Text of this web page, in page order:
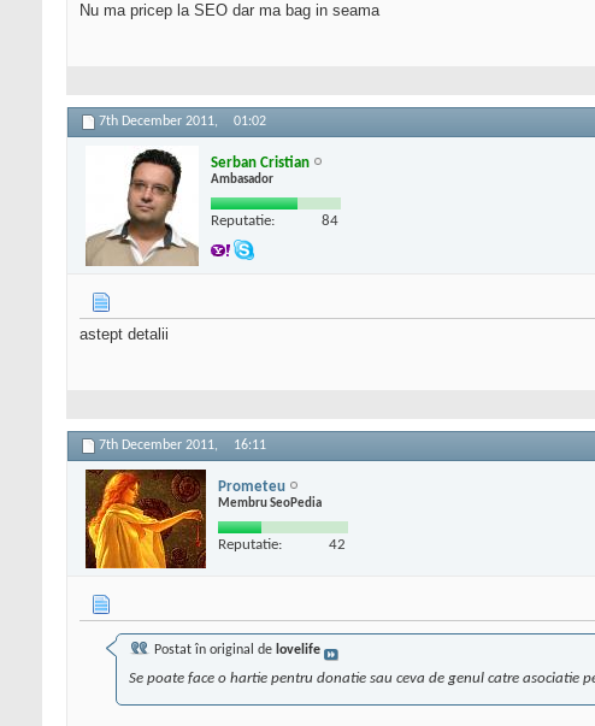
Nu ma pricep la SEO dar ma bag in seama
7th December 2011, 01:02
Serban Cristian
Ambasador
Reputatie: 84
astept detalii
7th December 2011, 16:11
Prometeu
Membru SeoPedia
Reputatie: 42
Postat în original de lovelife
Se poate face o hartie pentru donatie sau ceva de genul catre asociatie